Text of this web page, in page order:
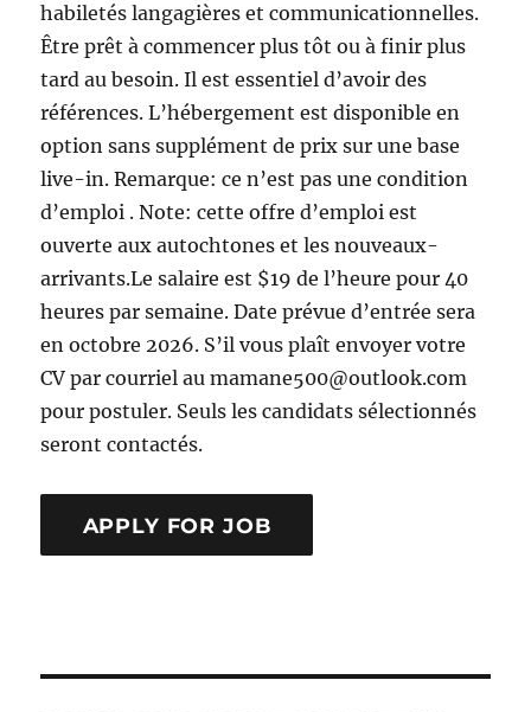
habiletés langagières et communicationnelles.
Être prêt à commencer plus tôt ou à finir plus
tard au besoin. Il est essentiel d’avoir des
références. L’hébergement est disponible en
option sans supplément de prix sur une base
live-in. Remarque: ce n’est pas une condition
d’emploi . Note: cette offre d’emploi est
ouverte aux autochtones et les nouveaux-
arrivants.Le salaire est $19 de l’heure pour 40
heures par semaine. Date prévue d’entrée sera
en octobre 2026. S’il vous plaît envoyer votre
CV par courriel au mamane500@outlook.com
pour postuler. Seuls les candidats sélectionnés
seront contactés.